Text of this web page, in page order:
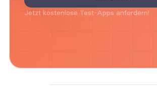
Jetzt kostenlose Test-Apps anfordern!